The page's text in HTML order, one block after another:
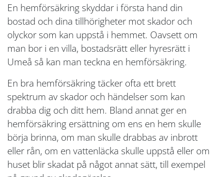
En hemförsäkring skyddar i första hand din
bostad och dina tillhörigheter mot skador och
olyckor som kan uppstå i hemmet. Oavsett om
man bor i en villa, bostadsrätt eller hyresrätt i
Umeå så kan man teckna en hemförsäkring.
En bra hemförsäkring täcker ofta ett brett
spektrum av skador och händelser som kan
drabba dig och ditt hem. Bland annat ger en
hemförsäkring ersättning om ens en hem skulle
börja brinna, om man skulle drabbas av inbrott
eller rån, om en vattenläcka skulle uppstå eller om
huset blir skadat på något annat sätt, till exempel